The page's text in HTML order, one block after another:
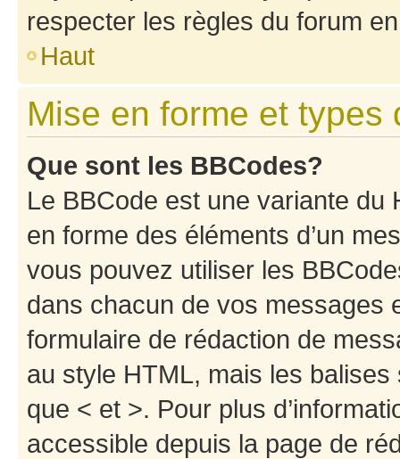
respecter les règles du forum
Haut
Mise en forme et types
Que sont les BBCodes?
Le BBCode est une variante du
en forme des éléments d’un
vous pouvez utiliser les
dans chacun de vos messages
formulaire de rédaction de
au style HTML, mais les
que < et >. Pour plus
accessible depuis la page de